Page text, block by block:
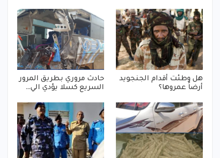
هل وطئت أقدام الجنجويد
أرضاً عمروها؟
حادث مروري بطريق المرور
السريع كسلا يؤدي الي…